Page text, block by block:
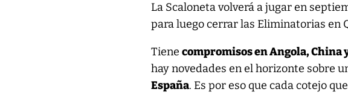
La Scaloneta volverá a jugar en
para luego cerrar las Eliminatorias en
Tienecompromisos en Angola,
hay novedades en el horizonte sobre
España. Es por eso que cada cotejo